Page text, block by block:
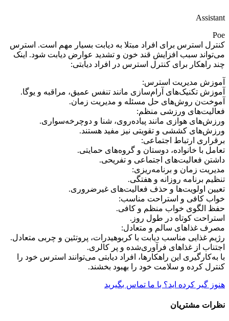
Assistant
Poe
کنترل استرس برای افراد مبتلا به دیابت بسیار مهم است. استرس
می‌تواند سبب افزایش قند خون و تشدید عوارض دیابت شود. اینک
چند راهکار برای کنترل استرس در افراد دیابتی:
آموزش مدیریت استرس:
آموزش تکنیک‌های آرام‌سازی مانند تنفس عمیق، مراقبه و یوگا.
آموخت‌ن روش‌های حل مسئله و مدیریت زمان.
فعالیت‌های ورزشی منظم:
ورزش‌های هوازی مانند پیاده‌روی، شنا و دوچرخه‌سواری.
ورزش‌های کششی و تقویتی نیز مفید هستند.
برقراری ارتباط اجتماعی:
تعامل با خانواده، دوستان و گروه‌های حمایتی.
داشتن فعالیت‌های اجتماعی و تفریحی.
مدیریت زمان و برنامه‌ریزی:
تنظیم برنامه روزانه و هفتگی.
تعیین اولویت‌ها و حذف فعالیت‌های غیرضروری.
خواب کافی و استراحت مناسب:
حفظ الگوی خواب منظم و کافی.
استراحت کوتاه در طول روز.
مصرف غذاهای سالم و متعادل:
رژیم غذایی مناسب دیابت با کربوهیدرات، پروتئین و چربی متعادل.
اجتناب از غذاهای فرآوری‌شده و پر کالری.
با به‌کارگیری این راهکارها، افراد دیابتی می‌توانند استرس خود را
کنترل کرده و سلامت خود را بهبود بخشند.
هنوز گیر کرده اید؟ با ما تماس بگیرید
نظرات مشتریان